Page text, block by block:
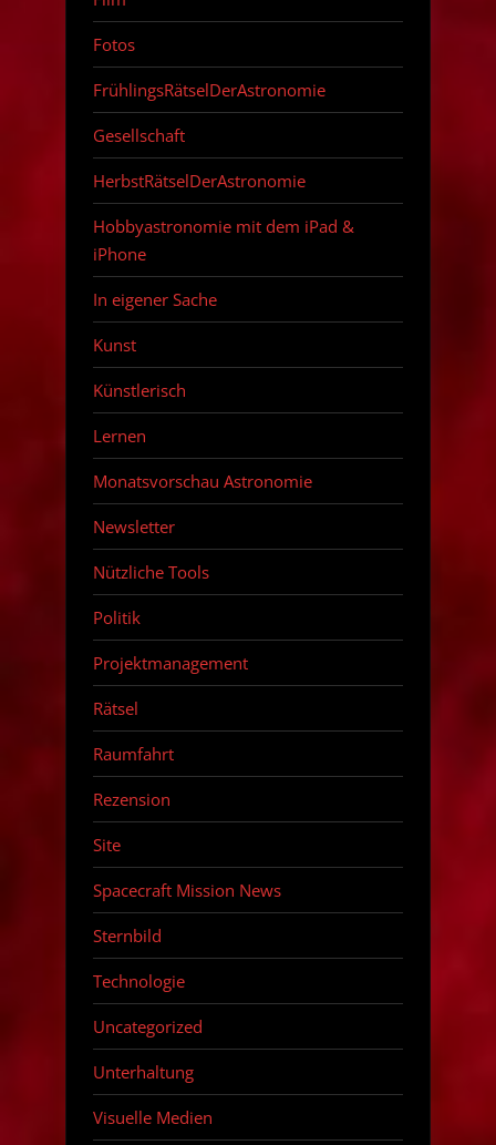
Fotos
FrühlingsRätselDerAstronomie
Gesellschaft
HerbstRätselDerAstronomie
Hobbyastronomie mit dem iPad &
iPhone
In eigener Sache
Kunst
Künstlerisch
Lernen
Monatsvorschau Astronomie
Newsletter
Nützliche Tools
Politik
Projektmanagement
Rätsel
Raumfahrt
Rezension
Site
Spacecraft Mission News
Sternbild
Technologie
Uncategorized
Unterhaltung
Visuelle Medien